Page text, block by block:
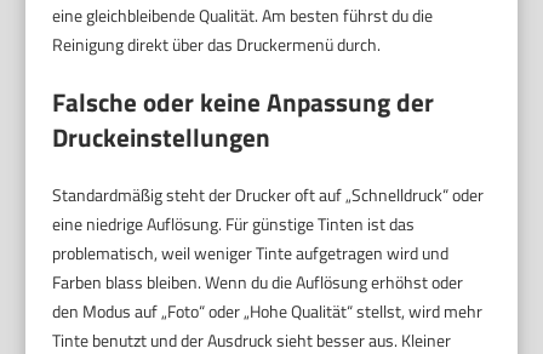
eine gleichbleibende Qualität. Am besten führst du die
Reinigung direkt über das Druckermenü durch.
Falsche oder keine Anpassung der
Druckeinstellungen
Standardmäßig steht der Drucker oft auf „Schnelldruck“ oder
eine niedrige Auflösung. Für günstige Tinten ist das
problematisch, weil weniger Tinte aufgetragen wird und
Farben blass bleiben. Wenn du die Auflösung erhöhst oder
den Modus auf „Foto“ oder „Hohe Qualität“ stellst, wird mehr
Tinte benutzt und der Ausdruck sieht besser aus. Kleiner